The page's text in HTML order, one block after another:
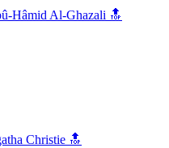
Hâmid Al-Ghazali 🔝
Christie 🔝